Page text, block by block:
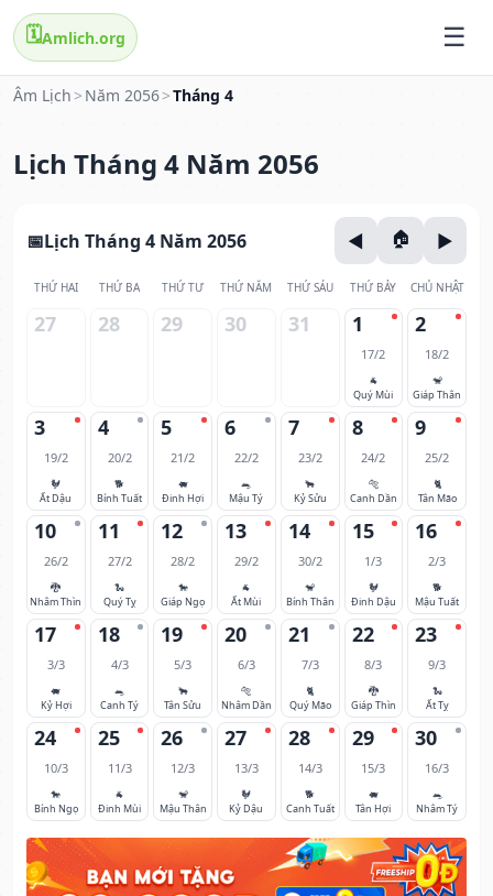
🗓️Amlich.org
Âm Lịch > Năm 2056>Tháng 4
Lịch Tháng 4 Năm 2056
Lịch Tháng 4 Năm 2056
THỨ HAI THỨ BA THỨ TƯ THỨ NĂM THỨ SÁU THỨ BẢY CHỦ NHẬT
27 28 29 30 31 1
17/2
🐐
Quý Mùi
2
18/2
🐒
Giáp Thân
3
19/2
🐓
Ất Dậu
4
20/2
🐕
Bính Tuất
5
21/2
🐖
Đinh Hợi
6
22/2
🐀
Mậu Tý
7
23/2
🐂
Kỷ Sửu
8
24/2
🐅
Canh Dần
9
25/2
🐈
Tân Mão
10
26/2
🐉
Nhâm Thìn
11
27/2
🐍
Quý Tỵ
12
28/2
🐎
Giáp Ngọ
13
29/2
🐐
Ất Mùi
14
30/2
🐒
Bính Thân
15
1/3
🐓
Đinh Dậu
16
2/3
🐕
Mậu Tuất
17
3/3
🐖
Kỷ Hợi
18
4/3
🐀
Canh Tý
19
5/3
🐂
Tân Sửu
20
6/3
🐅
Nhâm Dần
21
7/3
🐈
Quý Mão
22
8/3
🐉
Giáp Thìn
23
9/3
🐍
Ất Tỵ
24
10/3
🐎
Bính Ngọ
25
11/3
🐐
Đinh Mùi
26
12/3
🐒
Mậu Thân
27
13/3
🐓
Kỷ Dậu
28
14/3
🐕
Canh Tuất
29
15/3
🐖
Tân Hợi
30
16/3
🐀
Nhâm Tý